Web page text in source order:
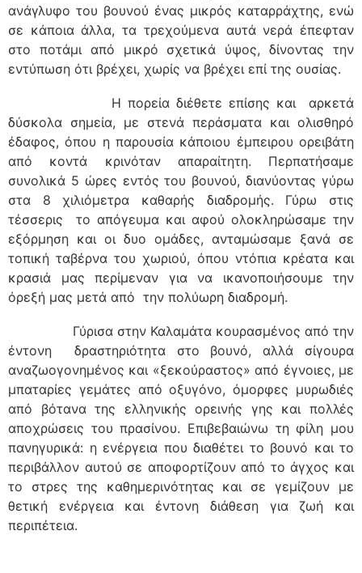
ανάγλυφο του βουνού ένας μικρός καταρράχτης, ενώ
σε κάποια άλλα, τα τρεχούμενα αυτά νερά έπεφταν
στο ποτάμι από μικρό σχετικά ύψος, δίνοντας την
εντύπωση ότι βρέχει, χωρίς να βρέχει επί της ουσίας.
Η πορεία διέθετε επίσης και αρκετά
δύσκολα σημεία, με στενά περάσματα και ολισθηρό
έδαφος, όπου η παρουσία κάποιου έμπειρου ορειβάτη
από κοντά κρινόταν απαραίτητη. Περπατήσαμε
συνολικά 5 ώρες εντός του βουνού, διανύοντας γύρω
στα 8 χιλιόμετρα καθαρής διαδρομής. Γύρω στις
τέσσερις το απόγευμα και αφού ολοκληρώσαμε την
εξόρμηση και οι δυο ομάδες, ανταμώσαμε ξανά σε
τοπική ταβέρνα του χωριού, όπου ντόπια κρέατα και
κρασιά μας περίμεναν για να ικανοποιήσουμε την
όρεξή μας μετά από την πολύωρη διαδρομή.
Γύρισα στην Καλαμάτα κουρασμένος από την
έντονη δραστηριότητα στο βουνό, αλλά σίγουρα
αναζωογονημένος και «ξεκούραστος» από έγνοιες, με
μπαταρίες γεμάτες από οξυγόνο, όμορφες μυρωδιές
από βότανα της ελληνικής ορεινής γης και πολλές
αποχρώσεις του πρασίνου. Επιβεβαιώνω τη φίλη μου
πανηγυρικά: η ενέργεια που διαθέτει το βουνό και το
περιβάλλον αυτού σε αποφορτίζουν από το άγχος και
το στρες της καθημερινότητας και σε γεμίζουν με
θετική ενέργεια και έντονη διάθεση για ζωή και
περιπέτεια.